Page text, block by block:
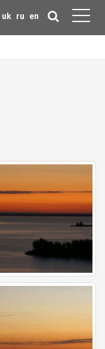
uk ru en